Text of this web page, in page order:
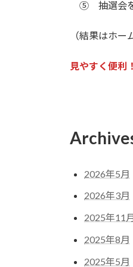
⑤ 抽選会
（結果はホー
見やすく便利
2026年5月
2026年3月
2025年11
2025年8月
2025年5月